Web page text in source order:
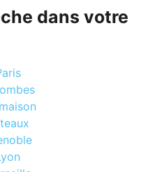
dans votre